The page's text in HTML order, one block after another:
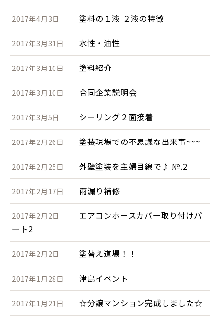
2017年4月3日 塗料の１液 ２液の特徴
2017年3月31日 水性・油性
2017年3月10日 塗料紹介
2017年3月10日 合同企業説明会
2017年3月5日 シーリング２面接着
2017年2月26日 塗装現場での不思議な出来事~~~
2017年2月25日 外壁塗装を主婦目線で♪ №.2
2017年2月17日 雨漏り補修
2017年2月2日
エアコンホースカバー取り付けパ
ート2
2017年2月2日 塗替え道場！！
2017年1月28日 津島イベント
2017年1月21日 ☆分譲マンション完成しました☆